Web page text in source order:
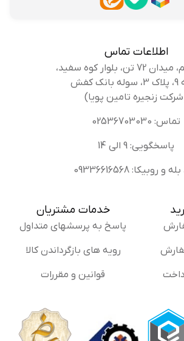
اطلاعات تماس
کوه سفید،
زنجیره تامین پویا)
پاسخگویی: 9 الی 14
09336616568
خدمات مشتریان
پاسخ به پرسشهای متداول
رویه های بازگرداندن کالا
قوانین و مقررات